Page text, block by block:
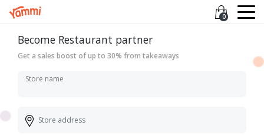
0
Become Restaurant partner
Get a sales boost of up to 30% from takeaways
Store name